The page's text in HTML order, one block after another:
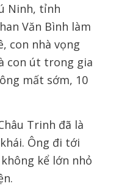
Ninh, tỉnh
Văn Bình làm
con nhà vọng
con út trong gia
mất sớm, 10
Trinh đã là
Ông đi tới
kể lớn nhỏ